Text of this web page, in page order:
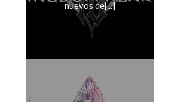
nuevos de[...]